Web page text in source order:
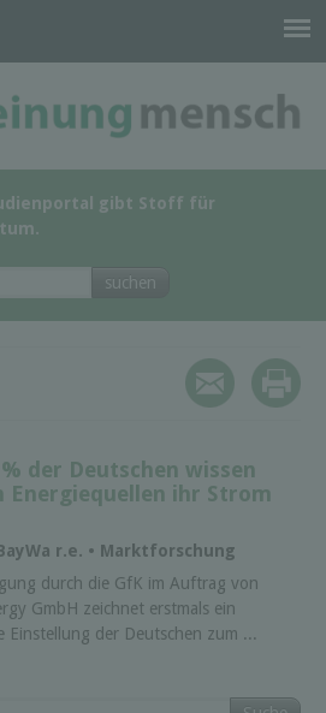
gibt Stoff für
der Deutschen wissen
Energiequellen ihr Strom
r.e. • Marktforschung
durch die GfK im Auftrag von
GmbH zeichnet erstmals ein
Einstellung der Deutschen zum ...